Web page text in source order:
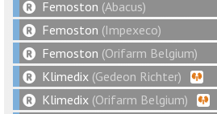
Femoston (Abacus)
Femoston (Impexeco)
Femoston (Orifarm Belgium)
Klimedix (Gedeon Richter)
Klimedix (Orifarm Belgium)